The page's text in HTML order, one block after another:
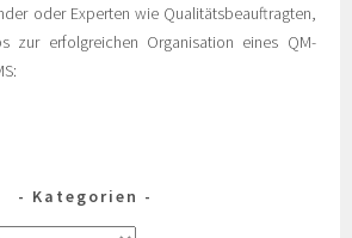
oder Experten wie Qualitätsbeauftragten,
zur erfolgreichen Organisation eines QM-
Kategorien